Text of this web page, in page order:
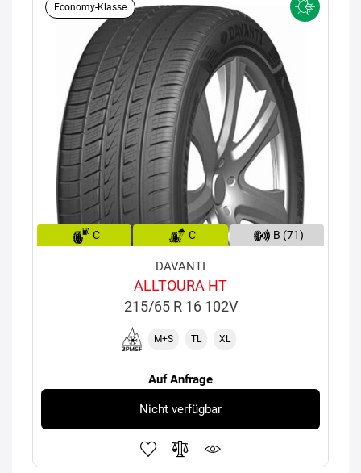
Economy-Klasse
C C B (71)
DAVANTI
ALLTOURA HT
215/65 R 16 102V
M+S TL XL
Auf Anfrage
Nicht verfügbar